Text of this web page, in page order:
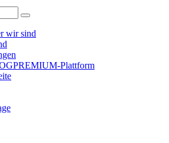
wir sind
PREMIUM-Plattform